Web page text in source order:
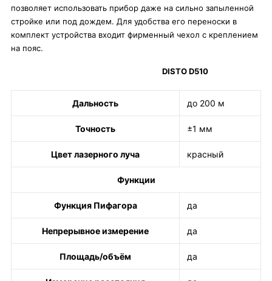
позволяет использовать прибор даже на сильно запыленной
стройке или под дождем. Для удобства его переноски в
комплект устройства входит фирменный чехол с креплением
на пояс.
DISTO D510
Дальность до 200 м
Точность ±1 мм
Цвет лазерного луча красный
Функции
Функция Пифагора да
Непрерывное измерение да
Площадь/объём да